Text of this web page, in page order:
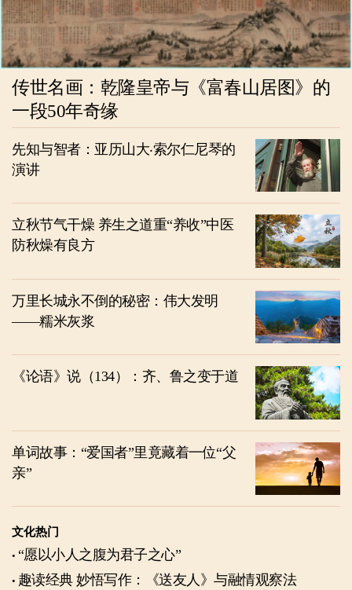
传世名画：乾隆皇帝与《富春山居图》的
一段50年奇缘
先知与智者：亚历山大‧索尔仁尼琴的
演讲
立秋节气干燥 养生之道重“养收”中医
防秋燥有良方
万里长城永不倒的秘密：伟大发明
——糯米灰浆
《论语》说（134）：齐、鲁之变于道
单词故事：“爱国者”里竟藏着一位“父
亲”
文化热门
“愿以小人之腹为君子之心”
趣读经典 妙悟写作：《送友人》与融情观察法